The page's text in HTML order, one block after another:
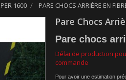
1600 PARE CHOCS ARRIÈRE EN
Pare Chocs
Pare chocs
Délai de production
commande
Pour avoir une estimation